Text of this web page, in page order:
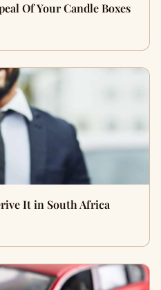
Of Your Candle Boxes
It in South Africa